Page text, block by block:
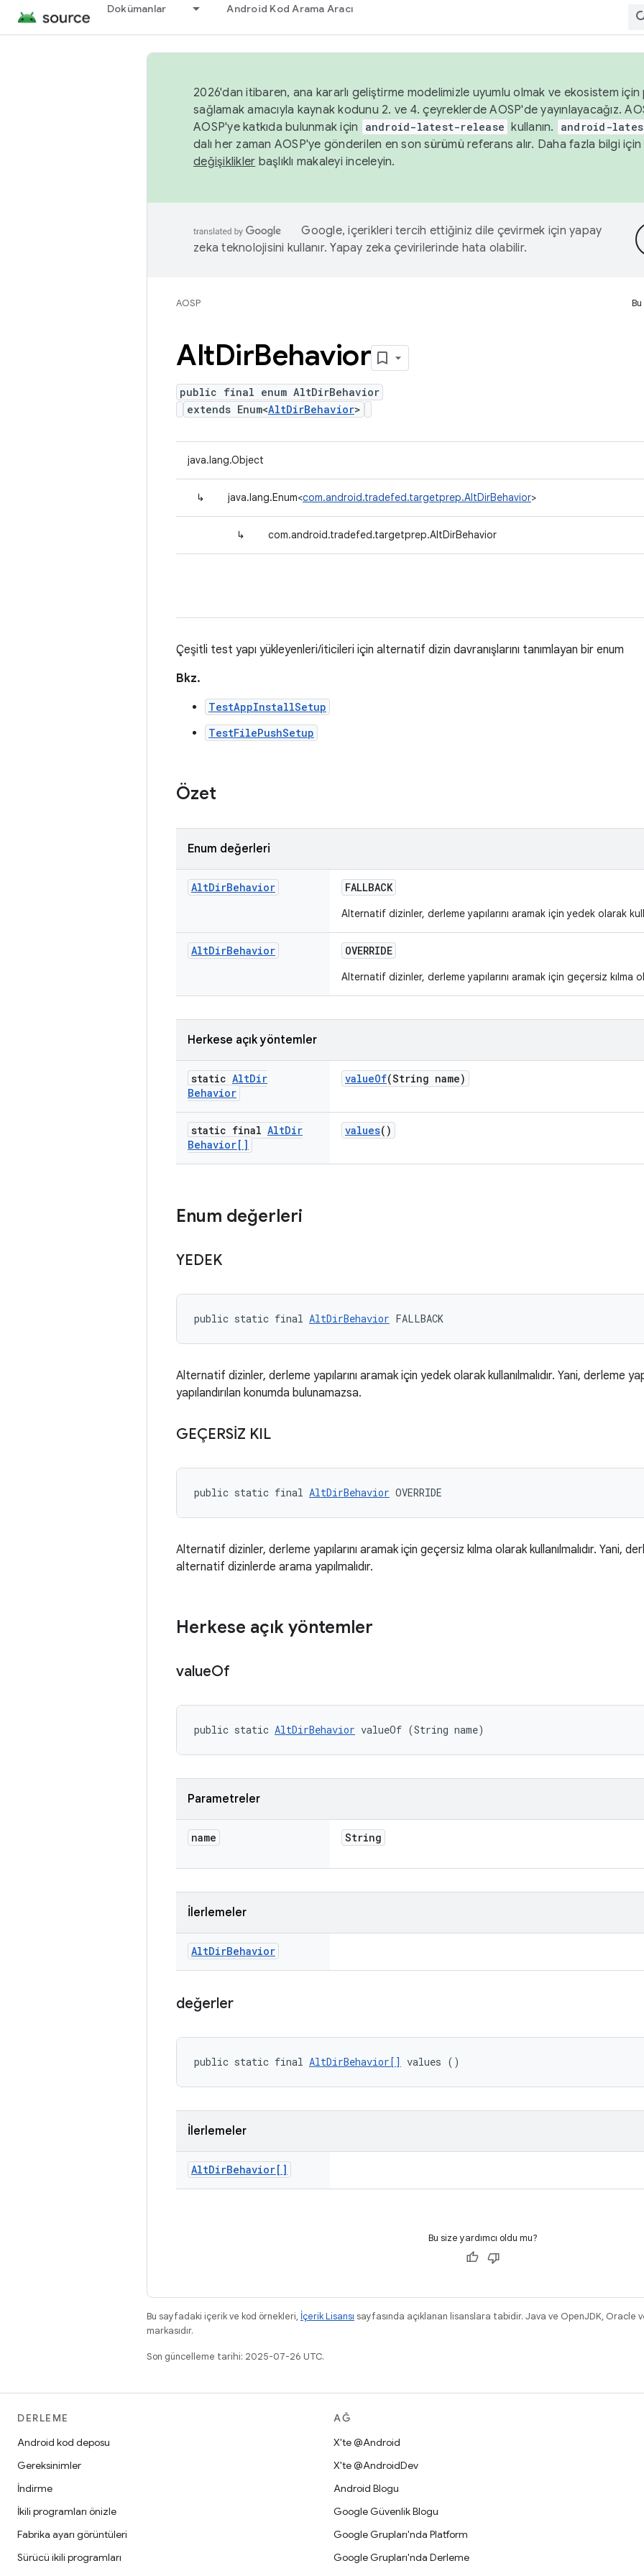
Dokümanlar Android Kod Arama Aracı
2026'dan itibaren, ana kararlı geliştirme modelimizle uyumlu olmak ve ekosistem için
sağlamak amacıyla kaynak kodunu 2. ve 4. çeyreklerde AOSP'de yayınlayacağız.
AOSP'ye katkıda bulunmak için
android-latest-release kullanın. android-
dalı her zaman AOSP'ye gönderilen en son sürümü referans alır. Daha fazla bilgi için
değişiklikler başlıklı makaleyi inceleyin.
Google, içerikleri tercih ettiğiniz dile çevirmek için yapay
zeka teknolojisini kullanır. Yapay zeka çevirilerinde hata olabilir.
AOSP
AltDirBehavior
public final enum AltDirBehavior
extends Enum<AltDirBehavior>
java.lang.Object
↳ java.lang.Enum<com.android.tradefed.targetprep.AltDirBehavior>
↳ com.android.tradefed.targetprep.AltDirBehavior
Çeşitli test yapı yükleyenleri/iticileri için alternatif dizin davranışlarını tanımlayan bir enum
Bkz.
TestAppInstallSetup
TestFilePushSetup
Özet
Enum değerleri
AltDirBehavior FALLBACK
Alternatif dizinler, derleme yapılarını aramak için yedek olarak
AltDirBehavior OVERRIDE
Alternatif dizinler, derleme yapılarını aramak için geçersiz kılma
Herkese açık yöntemler
static AltDir
Behavior
valueOf(String name)
static final AltDir
Behavior[]
values()
Enum değerleri
YEDEK
public static final AltDirBehavior FALLBACK
Alternatif dizinler, derleme yapılarını aramak için yedek olarak kullanılmalıdır. Yani, derleme
yapılandırılan konumda bulunamazsa.
GEÇERSİZ KIL
public static final AltDirBehavior OVERRIDE
Alternatif dizinler, derleme yapılarını aramak için geçersiz kılma olarak kullanılmalıdır. Yani,
alternatif dizinlerde arama yapılmalıdır.
Herkese açık yöntemler
valueOf
public static AltDirBehavior valueOf (String name)
Parametreler
name String
İlerlemeler
AltDirBehavior
değerler
public static final AltDirBehavior[] values ()
İlerlemeler
AltDirBehavior[]
Bu size yardımcı oldu mu?
Bu sayfadaki içerik ve kod örnekleri, İçerik Lisansı sayfasında açıklanan lisanslara tabidir. Java ve OpenJDK, Oracle
markasıdır.
Son güncelleme tarihi: 2025-07-26 UTC.
DERLEME
Android kod deposu
Gereksinimler
İndirme
İkili programları önizle
Fabrika ayarı görüntüleri
Sürücü ikili programları
AĞ
X'te @Android
X'te @AndroidDev
Android Blogu
Google Güvenlik Blogu
Google Grupları'nda Platform
Google Grupları'nda Derleme